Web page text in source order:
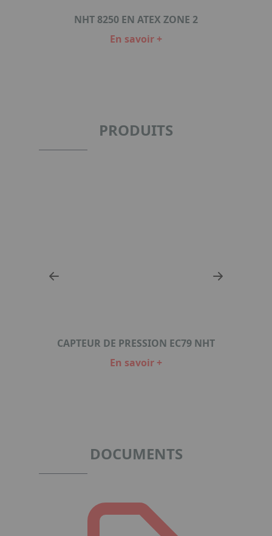
NHT 8250 EN ATEX ZONE 2
En savoir +
PRODUITS
CAPTEUR DE PRESSION EC79 NHT
En savoir +
DOCUMENTS